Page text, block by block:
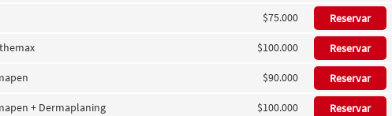
$75.000 Reservar
$100.000 Reservar
$90.000 Reservar
+ Dermaplaning $100.000 Reservar